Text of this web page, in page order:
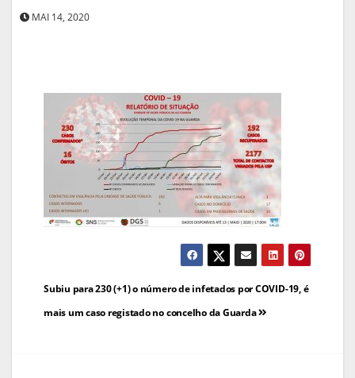
MAI 14, 2020
Navegação
de
Subiu para 230 (+1) o número de infetados por COVID-19, é
mais um caso registado no concelho da Guarda